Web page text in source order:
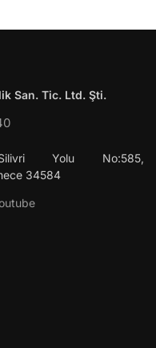
San. Tic. Ltd. Şti.
Yolu No:585,
34584